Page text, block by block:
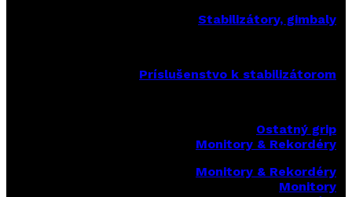
Stabilizátory, gimbaly
Príslušenstvo k stabilizátorom
Ostatný grip
Monitory & Rekordéry
Monitory & Rekordéry
Monitory